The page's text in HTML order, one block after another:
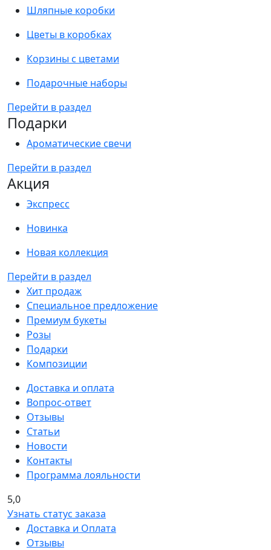
Шляпные коробки
Цветы в коробках
Корзины с цветами
Подарочные наборы
Перейти в раздел
Подарки
Ароматические свечи
Перейти в раздел
Акция
Экспресс
Новинка
Новая коллекция
Перейти в раздел
Хит продаж
Специальное предложение
Премиум букеты
Розы
Подарки
Композиции
Доставка и оплата
Вопрос-ответ
Отзывы
Статьи
Новости
Контакты
Программа лояльности
5,0
Узнать статус заказа
Доставка и Оплата
Отзывы